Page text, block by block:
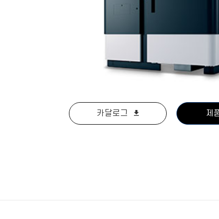
카달로그 제